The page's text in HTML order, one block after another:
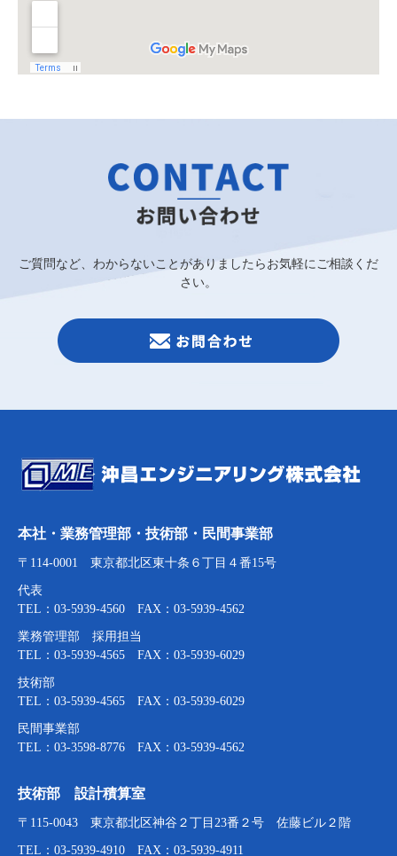
ご質問など、わからないことがありましたらお気軽にご相談くだ
さい。
本社・業務管理部・技術部・民間事業部
〒114-0001 東京都北区東十条６丁目４番15号
代表
TEL：03-5939-4560 FAX：03-5939-4562
業務管理部 採用担当
TEL：03-5939-4565 FAX：03-5939-6029
技術部
TEL：03-5939-4565 FAX：03-5939-6029
民間事業部
TEL：03-3598-8776 FAX：03-5939-4562
技術部 設計積算室
〒115-0043 東京都北区神谷２丁目23番２号 佐藤ビル２階
TEL：03-5939-4910 FAX：03-5939-4911